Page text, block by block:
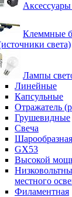
Клеммные
света)
Лампы
Линейные
Капсульные
Отражатель
Грушевидные
Свеча
Шарообразная
GX53
Высокой
местного
Филаментная